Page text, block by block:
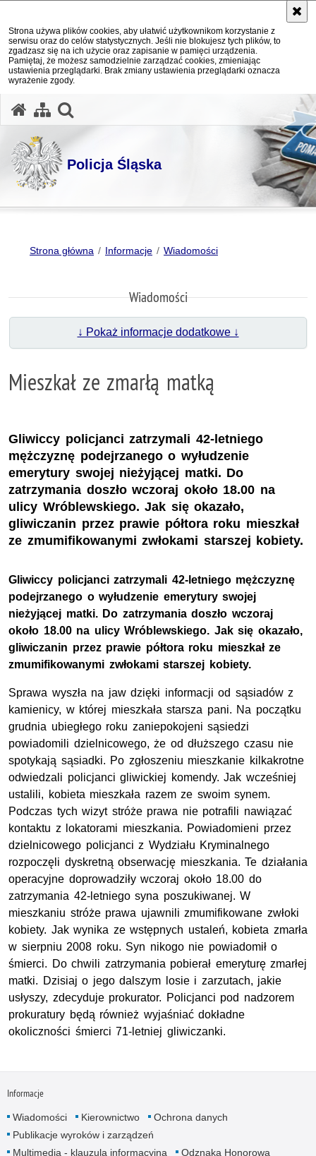
Strona używa plików cookies, aby ułatwić użytkownikom korzystanie z
serwisu oraz do celów statystycznych. Jeśli nie blokujesz tych plików, to
zgadzasz się na ich użycie oraz zapisanie w pamięci urządzenia.
Pamiętaj, że możesz samodzielnie zarządzać cookies, zmieniając
ustawienia przeglądarki. Brak zmiany ustawienia przeglądarki oznacza
wyrażenie zgody.
Policja Śląska
Strona główna Informacje Wiadomości
Wiadomości
↓ Pokaż informacje dodatkowe ↓
Mieszkał ze zmarłą matką
Gliwiccy policjanci zatrzymali 42-letniego
mężczyznę podejrzanego o wyłudzenie
emerytury swojej nieżyjącej matki. Do
zatrzymania doszło wczoraj około 18.00 na
ulicy Wróblewskiego. Jak się okazało,
gliwiczanin przez prawie półtora roku mieszkał
ze zmumifikowanymi zwłokami starszej kobiety.
Gliwiccy policjanci zatrzymali 42-letniego mężczyznę
podejrzanego o wyłudzenie emerytury swojej
nieżyjącej matki. Do zatrzymania doszło wczoraj
około 18.00 na ulicy Wróblewskiego. Jak się okazało,
gliwiczanin przez prawie półtora roku mieszkał ze
zmumifikowanymi zwłokami starszej kobiety.
Sprawa wyszła na jaw dzięki informacji od sąsiadów z
kamienicy, w której mieszkała starsza pani. Na początku
grudnia ubiegłego roku zaniepokojeni sąsiedzi
powiadomili dzielnicowego, że od dłuższego czasu nie
spotykają sąsiadki. Po zgłoszeniu mieszkanie kilkakrotne
odwiedzali policjanci gliwickiej komendy. Jak wcześniej
ustalili, kobieta mieszkała razem ze swoim synem.
Podczas tych wizyt stróże prawa nie potrafili nawiązać
kontaktu z lokatorami mieszkania. Powiadomieni przez
dzielnicowego policjanci z Wydziału Kryminalnego
rozpoczęli dyskretną obserwację mieszkania. Te działania
operacyjne doprowadziły wczoraj około 18.00 do
zatrzymania 42-letniego syna poszukiwanej. W
mieszkaniu stróże prawa ujawnili zmumifikowane zwłoki
kobiety. Jak wynika ze wstępnych ustaleń, kobieta zmarła
w sierpniu 2008 roku. Syn nikogo nie powiadomił o
śmierci. Do chwili zatrzymania pobierał emeryturę zmarłej
matki. Dzisiaj o jego dalszym losie i zarzutach, jakie
usłyszy, zdecyduje prokurator. Policjanci pod nadzorem
prokuratury będą również wyjaśniać dokładne
okoliczności śmierci 71-letniej gliwiczanki.
Informacje
Wiadomości Kierownictwo
Ochrona danych
Publikacje wyroków i zarządzeń
Multimedia - klauzula informacyjna
Odznaka Honorowa